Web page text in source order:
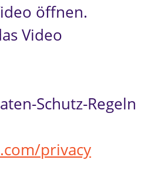
öffnen.
Video
Schutz-Regeln
privacy